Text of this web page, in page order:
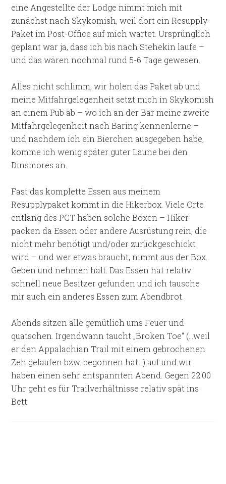
eine Angestellte der Lodge nimmt mich mit
zunächst nach Skykomish, weil dort ein Resupply-
Paket im Post-Office auf mich wartet. Ursprünglich
geplant war ja, dass ich bis nach Stehekin laufe –
und das wären nochmal rund 5-6 Tage gewesen.
Alles nicht schlimm, wir holen das Paket ab und
meine Mitfahrgelegenheit setzt mich in Skykomish
an einem Pub ab – wo ich an der Bar meine zweite
Mitfahrgelegenheit nach Baring kennenlerne –
und nachdem ich ein Bierchen ausgegeben habe,
komme ich wenig später guter Laune bei den
Dinsmores an.
Fast das komplette Essen aus meinem
Resupplypaket kommt in die Hikerbox. Viele Orte
entlang des PCT haben solche Boxen – Hiker
packen da Essen oder andere Ausrüstung rein, die
nicht mehr benötigt und/oder zurückgeschickt
wird – und wer etwas braucht, nimmt aus der Box.
Geben und nehmen halt. Das Essen hat relativ
schnell neue Besitzer gefunden und ich tausche
mir auch ein anderes Essen zum Abendbrot.
Abends sitzen alle gemütlich ums Feuer und
quatschen. Irgendwann taucht „Broken Toe“ (…weil
er den Appalachian Trail mit einem gebrochenen
Zeh gelaufen bzw. begonnen hat…) auf und wir
haben einen sehr entspannten Abend. Gegen 22:00
Uhr geht es für Trailverhältnisse relativ spät ins
Bett.